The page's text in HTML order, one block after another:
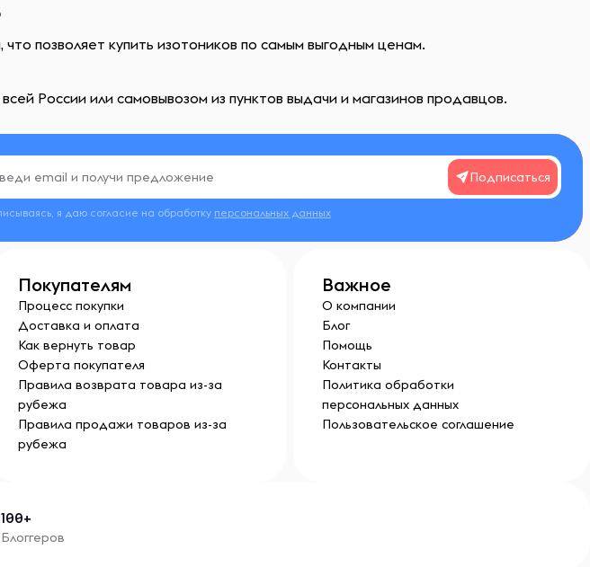
позволяет купить изотоников по самым выгодным ценам.
России или самовывозом из пунктов выдачи и магазинов продавцов.
Подписаться
я даю согласие на обработку персональных данных
Покупателям
Процесс покупки
Доставка и оплата
Как вернуть товар
Оферта покупателя
Правила возврата товара из-за
рубежа
Правила продажи товаров из-за
рубежа
Важное
О компании
Блог
Помощь
Контакты
Политика обработки
персональных данных
Пользовательское соглашение
100+
Блоггеров